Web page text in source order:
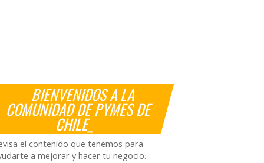
BIENVENIDOS A LA
COMUNIDAD DE PYMES DE
CHILE_
el contenido que tenemos para
a mejorar y hacer tu negocio.